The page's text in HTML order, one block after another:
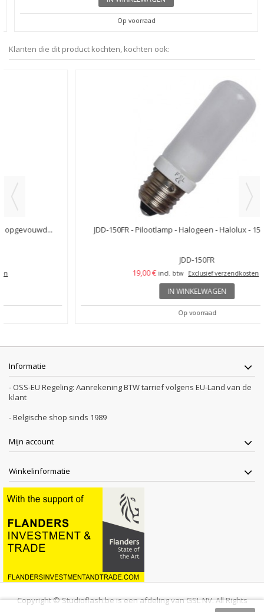
Op voorraad
Klanten die dit product kochten, kochten ook:
JDD-150FR - Pilootlamp - Halogeen - Halolux - 150W - 230V...
Exclusief verzendkosten
Informatie
- OSS-EU Regeling: Aanrekening BTW tarrief volgens EU-Land van de
klant
- Belgische shop sinds 1989
Mijn account
Winkelinformatie
Copyright © Studioflash.be is een afdeling van GSL NV. All Rights